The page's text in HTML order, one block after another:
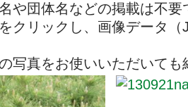
や団体名などの掲載は不要
クリックし、画像データ
写真をお使いいただいても